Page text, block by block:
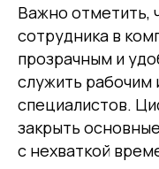
Важно отметить,
сотрудника в
прозрачным и
служить рабочим
специалистов.
закрыть
с нехваткой